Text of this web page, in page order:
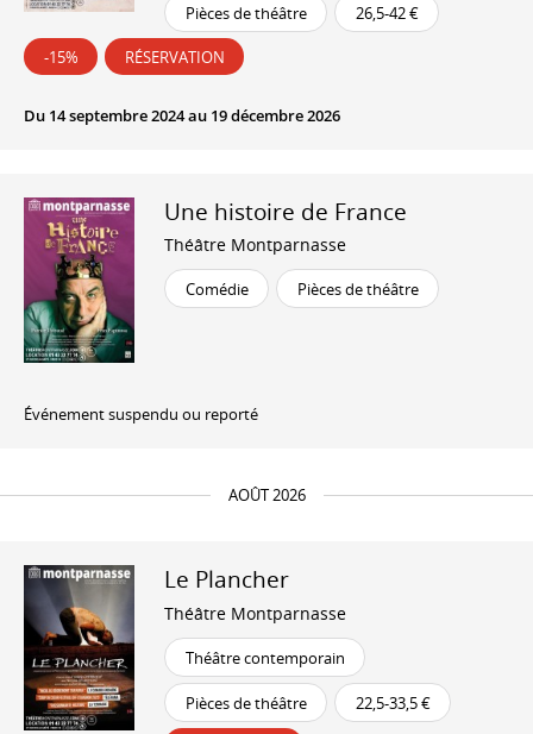
Pièces de théâtre 26,5-42 €
-15% RÉSERVATION
Du 14 septembre 2024 au 19 décembre 2026
Une histoire de France
Théâtre Montparnasse
Comédie Pièces de théâtre
Événement suspendu ou reporté
AOÛT 2026
Le Plancher
Théâtre Montparnasse
Théâtre contemporain
Pièces de théâtre 22,5-33,5 €